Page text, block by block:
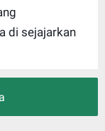
di sejajarkan